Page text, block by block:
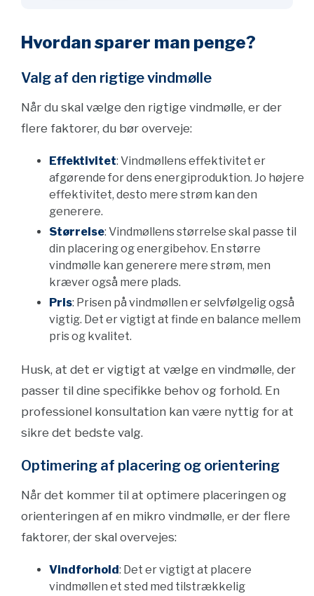
Hvordan sparer man penge?
Valg af den rigtige vindmølle
Når du skal vælge den rigtige vindmølle, er der
flere faktorer, du bør overveje:
Effektivitet: Vindmøllens effektivitet er
afgørende for dens energiproduktion. Jo højere
effektivitet, desto mere strøm kan den
generere.
Størrelse: Vindmøllens størrelse skal passe til
din placering og energibehov. En større
vindmølle kan generere mere strøm, men
kræver også mere plads.
Pris: Prisen på vindmøllen er selvfølgelig også
vigtig. Det er vigtigt at finde en balance mellem
pris og kvalitet.
Husk, at det er vigtigt at vælge en vindmølle, der
passer til dine specifikke behov og forhold. En
professionel konsultation kan være nyttig for at
sikre det bedste valg.
Optimering af placering og orientering
Når det kommer til at optimere placeringen og
orienteringen af en mikro vindmølle, er der flere
faktorer, der skal overvejes:
Vindforhold: Det er vigtigt at placere
vindmøllen et sted med tilstrækkelig